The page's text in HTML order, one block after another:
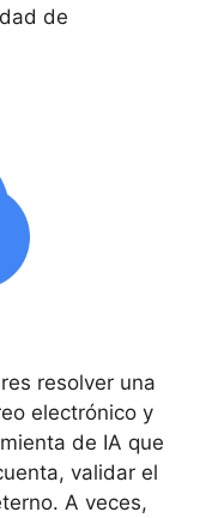
de
resolver una
electrónico y
de IA que
validar el
A veces,